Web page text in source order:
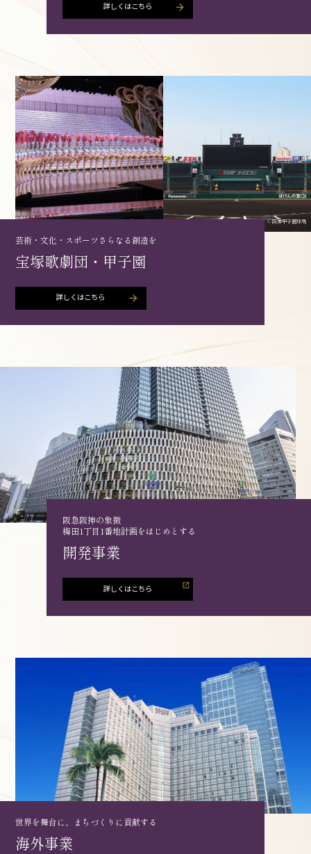
©宝塚歌劇団 ©阪神甲子園球場
芸術・文化・スポーツさらなる創造を
宝塚歌劇団・甲子園
阪急阪神の象徴
梅田1丁目1番地計画をはじめとする
開発事業
世界を舞台に、まちづくりに貢献する
海外事業